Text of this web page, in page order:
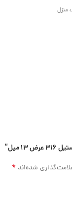
منزل
شده‌اند *